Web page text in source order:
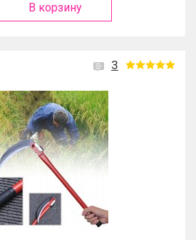
В корзину
3